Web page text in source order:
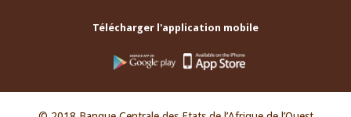
Télécharger l'application mobile